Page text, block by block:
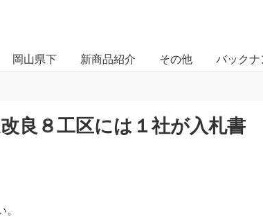
岡山県下 新商品紹介 その他 バック
良８工区には１社が入札書